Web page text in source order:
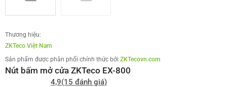
Thương hiệu:
ZKTeco Việt Nam
Sản phẩm được phân phối chính thức bởi ZKTecovn.com
Nút bấm mở cửa ZKTeco EX-800
4,9(15 đánh giá)